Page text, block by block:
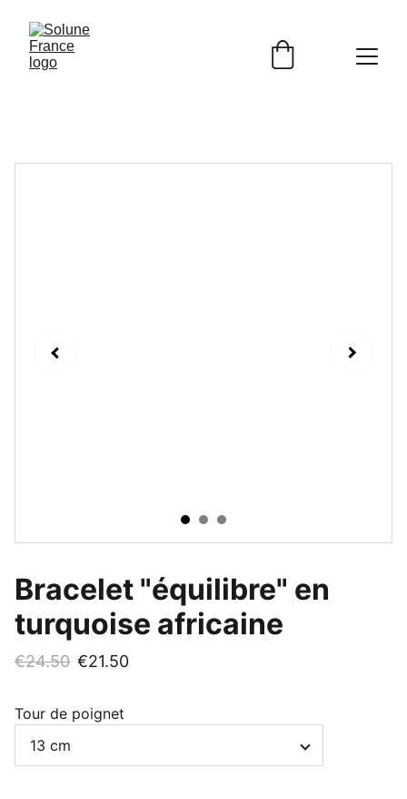
Bracelet "équilibre" en
turquoise africaine
€24.50 €21.50
Tour de poignet